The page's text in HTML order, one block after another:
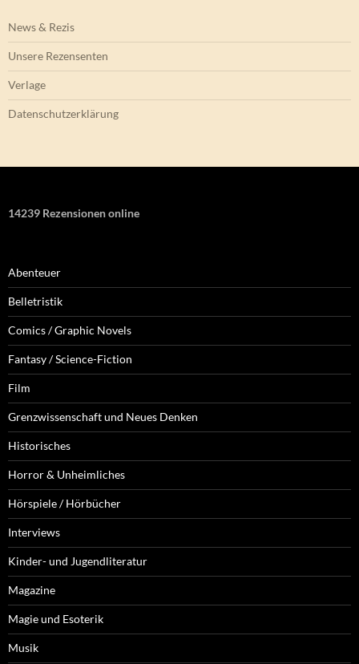
News & Rezis
Unsere Rezensenten
Verlage
Datenschutzerklärung
14239 Rezensionen online
Abenteuer
Belletristik
Comics / Graphic Novels
Fantasy / Science-Fiction
Film
Grenzwissenschaft und Neues Denken
Historisches
Horror & Unheimliches
Hörspiele / Hörbücher
Interviews
Kinder- und Jugendliteratur
Magazine
Magie und Esoterik
Musik